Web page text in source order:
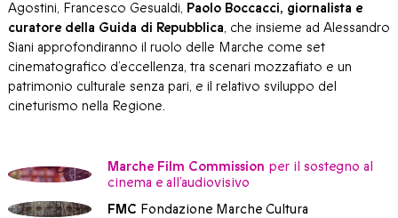
Agostini, Francesco Gesualdi, Paolo Boccacci, giornalista e
curatore della Guida di Repubblica, che insieme ad Alessandro
Siani approfondiranno il ruolo delle Marche come set
cinematografico d’eccellenza, tra scenari mozzafiato e un
patrimonio culturale senza pari, e il relativo sviluppo del
cineturismo nella Regione.
Marche Film Commission per il sostegno al
cinema e all’audiovisivo
FMC Fondazione Marche Cultura